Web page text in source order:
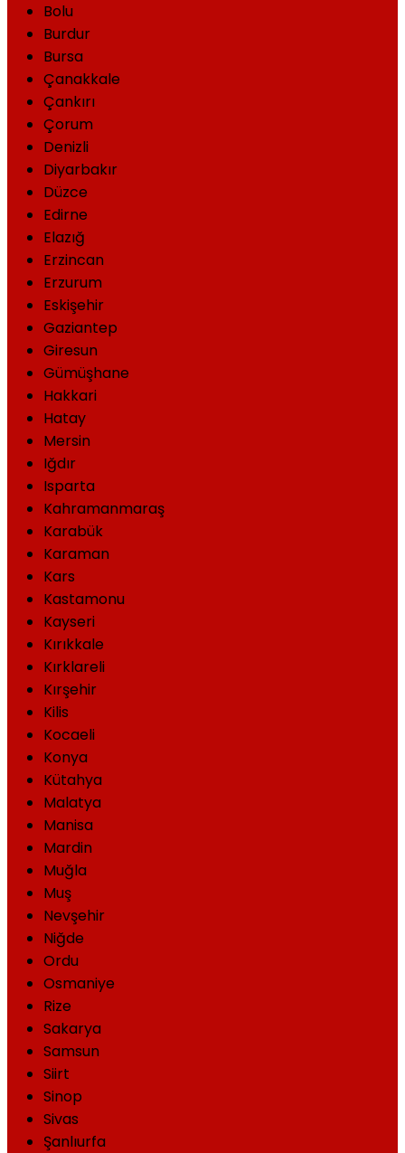
Bolu
Burdur
Bursa
Çanakkale
Çankırı
Çorum
Denizli
Diyarbakır
Düzce
Edirne
Elazığ
Erzincan
Erzurum
Eskişehir
Gaziantep
Giresun
Gümüşhane
Hakkari
Hatay
Mersin
Iğdır
Isparta
Kahramanmaraş
Karabük
Karaman
Kars
Kastamonu
Kayseri
Kırıkkale
Kırklareli
Kırşehir
Kilis
Kocaeli
Konya
Kütahya
Malatya
Manisa
Mardin
Muğla
Muş
Nevşehir
Niğde
Ordu
Osmaniye
Rize
Sakarya
Samsun
Siirt
Sinop
Sivas
Şanlıurfa